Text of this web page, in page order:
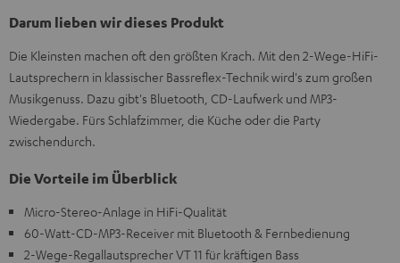
Darum lieben wir dieses Produkt
Die Kleinsten machen oft den größten Krach. Mit den 2-Wege-HiFi-
Lautsprechern in klassischer Bassreflex-Technik wird's zum großen
Musikgenuss. Dazu gibt's Bluetooth, CD-Laufwerk und MP3-
Wiedergabe. Fürs Schlafzimmer, die Küche oder die Party
zwischendurch.
Die Vorteile im Überblick
Micro-Stereo-Anlage in HiFi-Qualität
60-Watt-CD-MP3-Receiver mit Bluetooth & Fernbedienung
2-Wege-Regallautsprecher VT 11 für kräftigen Bass